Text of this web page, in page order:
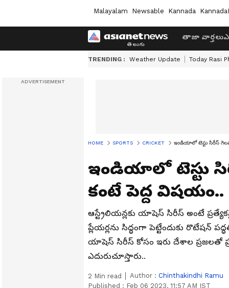
Malayalam Newsable Kannada
తాజా వార్తలు
TRENDING : Weather Update Today Rasi
HOME SPORTS CRICKET ఇండియాలో టెస్టు సిరీస్
ఇండియాలో టెస్టు
కంటే పెద్ద విషయం..
ఆస్ట్రేలియన్లకు యాషెస్ సిరీస్ అంటే
ప్లేయర్లను సిద్ధంగా పెట్టేందుకు రొటేషన్
యాషెస్ సిరీస్ కోసం ఇరు దేశాల ప్రజలతో
ఎదురుచూస్తారు..
2 Min read Author : Chinthakindhi Ramu
Published : Feb 06 2023, 11:57 AM IST